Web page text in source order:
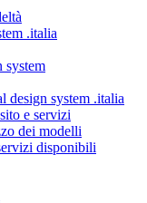
.italia
system
design system .italia
e servizi
dei modelli
disponibili